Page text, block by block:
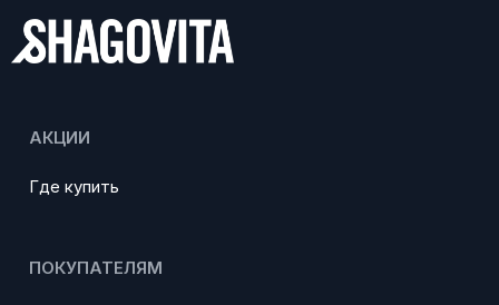
АКЦИИ
Где купить
ПОКУПАТЕЛЯМ